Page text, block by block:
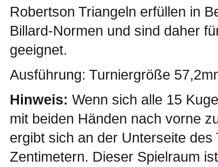
Robertson Triangeln erfüllen in
Billard-Normen und sind daher
geeignet.
Ausführung: Turniergröße
Hinweis: Wenn sich alle 15
mit beiden Händen nach vorne
ergibt sich an der Unterseite
Zentimetern. Dieser Spielraum